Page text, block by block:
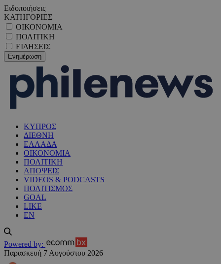
Ειδοποιήσεις
ΚΑΤΗΓΟΡΙΕΣ
ΟΙΚΟΝΟΜΙΑ
ΠΟΛΙΤΙΚΗ
ΕΙΔΗΣΕΙΣ
ΚΥΠΡΟΣ
ΔΙΕΘΝΗ
ΕΛΛΑΔΑ
ΟΙΚΟΝΟΜΙΑ
ΠΟΛΙΤΙΚΗ
ΑΠΟΨΕΙΣ
VIDEOS & PODCASTS
ΠΟΛΙΤΙΣΜΟΣ
GOAL
LIKE
EN
Powered by:
Παρασκευή 7 Αυγούστου 2026